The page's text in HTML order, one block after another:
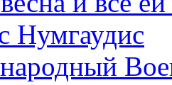
Нумгаудис